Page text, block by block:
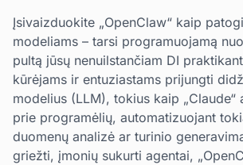
Įsivaizduokite „OpenClaw“ kaip
modeliams – tarsi programuojamą
pultą jūsų nenuilstančiam DI
kūrėjams ir entuziastams prijungti
modelius (LLM), tokius kaip „Claude“
prie programėlių, automatizuojant
duomenų analizė ar turinio
griežti, įmonių sukurti agentai,